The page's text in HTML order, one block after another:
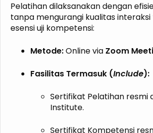
Pelatihan dilaksanakan dengan
tanpa mengurangi kualitas
esensi uji kompetensi:
Metode:Online via Zoom
Fasilitas Termasuk (Include):
Sertifikat Pelatihan resmi
Institute.
Sertifikat Kompetensi